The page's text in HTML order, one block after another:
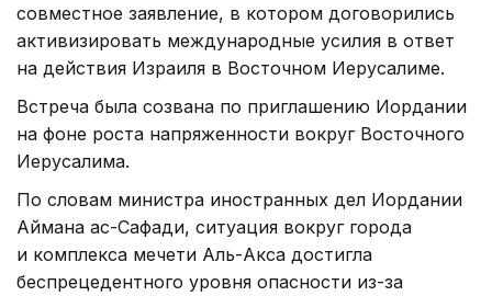
совместное заявление, в котором договорились
активизировать международные усилия в ответ
на действия Израиля в Восточном Иерусалиме.
Встреча была созвана по приглашению Иордании
на фоне роста напряженности вокруг Восточного
Иерусалима.
По словам министра иностранных дел Иордании
Аймана ас-Сафади, ситуация вокруг города
и комплекса мечети Аль-Акса достигла
беспрецедентного уровня опасности из-за